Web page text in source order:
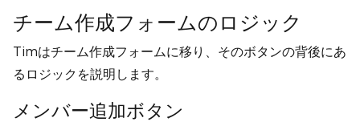
チーム作成フォームのロジック
Timはチーム作成フォームに移り、そのボタンの背後にあ
るロジックを説明します。
メンバー追加ボタン